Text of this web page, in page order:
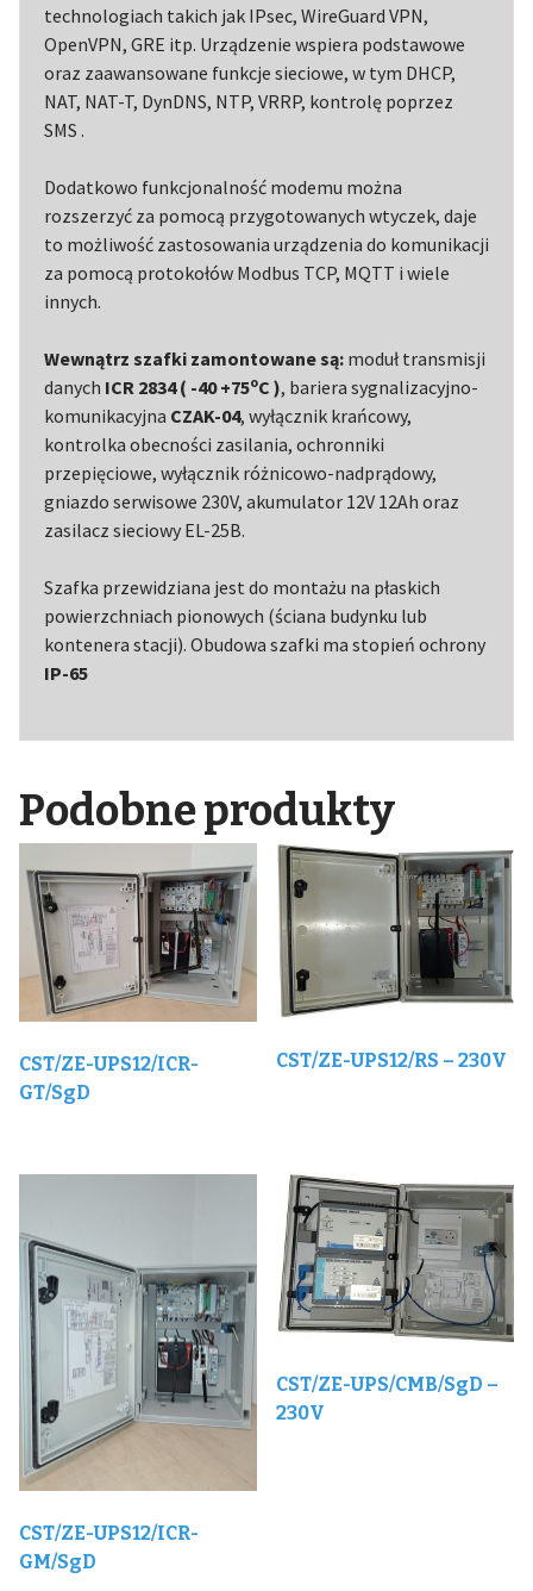
technologiach takich jak IPsec, WireGuard VPN,
OpenVPN, GRE itp. Urządzenie wspiera podstawowe
oraz zaawansowane funkcje sieciowe, w tym DHCP,
NAT, NAT-T, DynDNS, NTP, VRRP, kontrolę poprzez
SMS .
Dodatkowo funkcjonalność modemu można
rozszerzyć za pomocą przygotowanych wtyczek, daje
to możliwość zastosowania urządzenia do komunikacji
za pomocą protokołów Modbus TCP, MQTT i wiele
innych.
Wewnątrz szafki zamontowane są:moduł transmisji
danych ICR 2834 ( -40 +75oC ), bariera sygnalizacyjno-
komunikacyjna CZAK-04, wyłącznik krańcowy,
kontrolka obecności zasilania, ochronniki
przepięciowe, wyłącznik różnicowo-nadprądowy,
gniazdo serwisowe 230V, akumulator 12V 12Ah oraz
zasilacz sieciowy EL-25B.
Szafka przewidziana jest do montażu na płaskich
powierzchniach pionowych (ściana budynku lub
kontenera stacji). Obudowa szafki ma stopień ochrony
IP-65
Podobne produkty
CST/ZE-UPS12/ICR-
GT/SgD
CST/ZE-UPS12/RS – 230V
CST/ZE-UPS12/ICR-
GM/SgD
CST/ZE-UPS/CMB/SgD –
230V